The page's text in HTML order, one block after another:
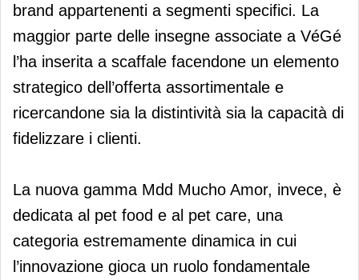
brand appartenenti a segmenti specifici. La
maggior parte delle insegne associate a VéGé
l’ha inserita a scaffale facendone un elemento
strategico dell’offerta assortimentale e
ricercandone sia la distintività sia la capacità di
fidelizzare i clienti.
La nuova gamma Mdd Mucho Amor, invece, è
dedicata al pet food e al pet care, una
categoria estremamente dinamica in cui
l’innovazione gioca un ruolo fondamentale